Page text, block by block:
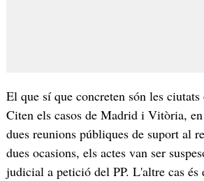
El que sí que concreten són les
Citen els casos de Madrid i Vitòria,
dues reunions públiques de suport al
dues ocasions, els actes van ser
judicial a petició del PP. L'altre cas és